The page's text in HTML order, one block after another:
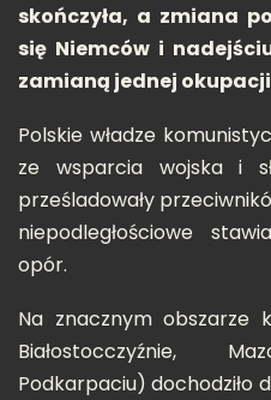
skończyła, a zmiana
się Niemców i
zamianą jednej
Polskie władze
ze wsparcia wojska i
prześladowały
niepodległościowe
opór.
Na znacznym obszarze
Białostocczyźnie,
Podkarpaciu) dochodziło